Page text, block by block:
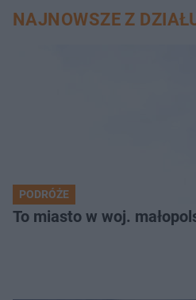
NAJNOWSZE Z
PODRÓŻE
To miasto w woj.